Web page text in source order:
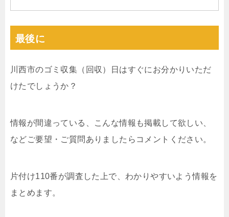
最後に
川西市のゴミ収集（回収）日はすぐにお分かりいただ
けたでしょうか？
情報が間違っている、こんな情報も掲載して欲しい、
などご要望・ご質問ありましたらコメントください。
片付け110番が調査した上で、わかりやすいよう情報を
まとめます。